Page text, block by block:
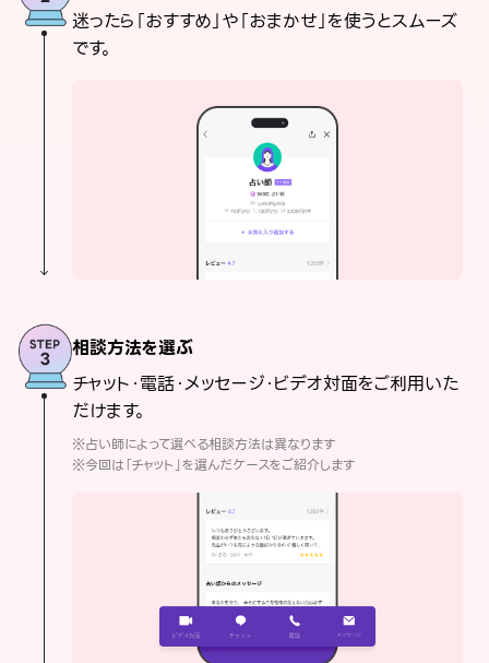
迷ったら「おすすめ」や「おまかせ」を使うとスムーズ
です。
相談方法を選ぶ
チャット・電話・メッセージ・ビデオ対面をご利用いた
だけます。
※占い師によって選べる相談方法は異なります
※今回は「チャット」を選んだケースをご紹介します